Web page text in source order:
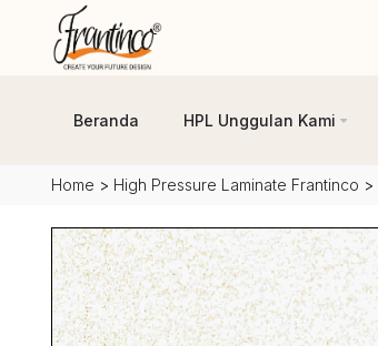
Beranda HPL Unggulan Kami
Home > High Pressure Laminate Frantinco >